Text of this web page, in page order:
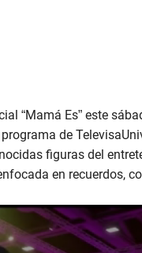
“Mamá Es” este
programa de
figuras del
en recuerdos,